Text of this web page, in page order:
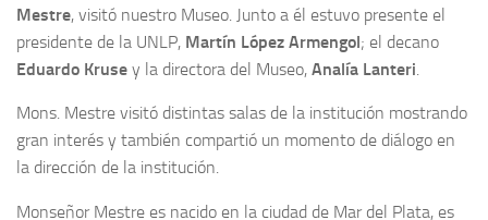
Mestre, visitó nuestro Museo. Junto a él estuvo presente el
presidente de la UNLP, Martín López Armengol; el decano
Eduardo Kruse y la directora del Museo, Analía Lanteri
Mons. Mestre visitó distintas salas de la institución mostrando
gran interés y también compartió un momento de diálogo en
la dirección de la institución.
Monseñor Mestre es nacido en la ciudad de Mar del Plata, es